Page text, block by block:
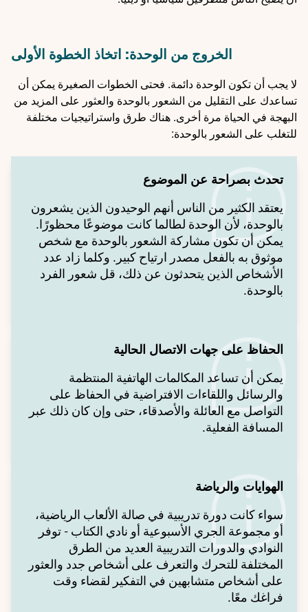
الخروج من الوحدة: اتخاذ الخطوة الأولى
لا يجب أن تكون الوحدة دائمة. فحتى الخطوات الصغيرة يمكن أن
تساعدك على التقليل من الشعور بالوحدة والعثور على المزيد من
البهجة في الحياة مرة أخرى. هناك طرق واستراتيجيات مختلفة
للتغلب على الشعور بالوحدة:
تحدث بصراحة عن الموضوع
يعتقد الكثير من الناس أنهم الوحيدون الذين يشعرون
بالوحدة، لأن الوحدة لطالما كانت موضوعًا محظورًا.
يمكن أن تكون مشاركة الشعور بالوحدة مع شخص
موثوق به بالفعل مصدر ارتياح كبير. وكلما زاد عدد
الأشخاص الذين يتحدثون عن ذلك، قل شعور الفرد
بالوحدة.
الحفاظ على جهات الاتصال الحالية
يمكن أن تساعد المكالمات الهاتفية المنتظمة
والرسائل واللقاءات الافتراضية في الحفاظ على
التواصل مع العائلة والأصدقاء، حتى وإن كان ذلك عبر
المسافة الفعلية.
الهوايات والرياضة
سواء كانت دورة تدريبية في صالة الألعاب الرياضية،
أو مجموعة الجري الأسبوعية أو نادي الكتاب - توفر
النوادي والدورات التدريبية العديد من الطرق
المختلفة للتحرك والتعرف على أشخاص جدد والعثور
على أشخاص متشابهين في التفكير لقضاء وقت
فراغك معًا.